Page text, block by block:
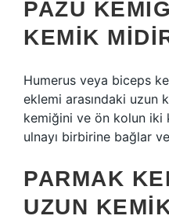
PAZU
KEMIK
Humerus veya biceps
eklemi arasındaki uzun
kemiğini ve ön kolun iki
ulnayı birbirine bağlar
PARMAK
UZUN